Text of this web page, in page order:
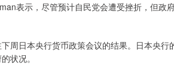
表示，尽管预计自民党会遭受挫折，但政
日本央行货币政策会议的结果。日本央行
状况。